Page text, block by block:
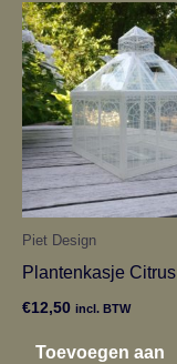
Piet Design
Plantenkasje Citrus
€12,50 incl. BTW
Toevoegen aan